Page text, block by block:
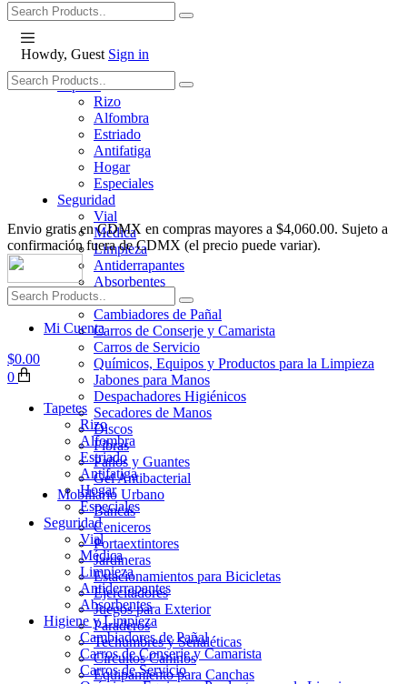
Howdy, Guest Sign in
Tapetes
Rizo
Alfombra
Estriado
Antifatiga
Hogar
Especiales
Seguridad
Vial
Médica
Limpieza
Antiderrapantes
Absorbentes
Higiene y Limpieza
Cambiadores de Pañal
Carros de Conserje y Camarista
Carros de Servicio
Químicos, Equipos y Productos para la Limpieza
Jabones para Manos
Despachadores Higiénicos
Secadores de Manos
Discos
Fibras
Paños y Guantes
Gel Antibacterial
Mobiliario Urbano
Bancas
Ceniceros
Portaextintores
Jardineras
Estacionamientos para Bicicletas
Ejercitadores
Juegos para Exterior
Paraderos
Techumbres y Señaléticas
Circuitos Caninos
Equipamiento para Canchas
Envio gratis en CDMX en compras mayores a $4,060.00. Sujeto a
confirmación fuera de CDMX (el precio puede variar).
Mi Cuenta
$0.00
0
Tapetes
Rizo
Alfombra
Estriado
Antifatiga
Hogar
Especiales
Seguridad
Vial
Médica
Limpieza
Antiderrapantes
Absorbentes
Higiene y Limpieza
Cambiadores de Pañal
Carros de Conserje y Camarista
Carros de Servicio